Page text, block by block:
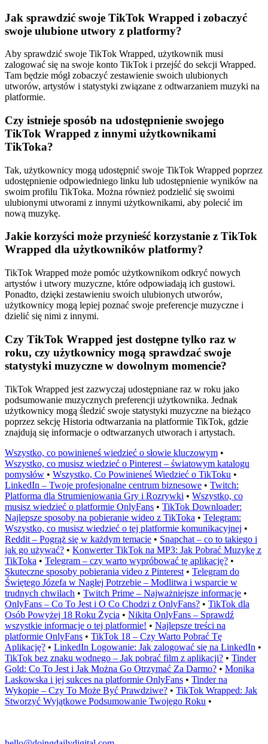
Jak sprawdzić swoje TikTok Wrapped i zobaczyć
swoje ulubione utwory z platformy?
Aby sprawdzić swoje TikTok Wrapped, użytkownik musi
zalogować się na swoje konto TikTok i przejść do sekcji Wrapped.
Tam będzie mógł zobaczyć zestawienie swoich ulubionych
utworów, artystów i statystyki związane z odtwarzaniem muzyki na
platformie.
Czy istnieje sposób na udostępnienie swojego
TikTok Wrapped z innymi użytkownikami
TikToka?
Tak, użytkownicy mogą udostępnić swoje TikTok Wrapped poprzez
udostępnienie odpowiedniego linku lub udostępnienie wyników na
swoim profilu TikToka. Można również podzielić się swoimi
ulubionymi utworami z innymi użytkownikami, aby polecić im
nową muzykę.
Jakie korzyści może przynieść korzystanie z TikTok
Wrapped dla użytkowników platformy?
TikTok Wrapped może pomóc użytkownikom odkryć nowych
artystów i utwory muzyczne, które odpowiadają ich gustowi.
Ponadto, dzięki zestawieniu swoich ulubionych utworów,
użytkownicy mogą lepiej poznać swoje preferencje muzyczne i
dzielić się nimi z innymi.
Czy TikTok Wrapped jest dostępne tylko raz w
roku, czy użytkownicy mogą sprawdzać swoje
statystyki muzyczne w dowolnym momencie?
TikTok Wrapped jest zazwyczaj udostępniane raz w roku jako
podsumowanie muzycznych preferencji użytkownika. Jednak
użytkownicy mogą śledzić swoje statystyki muzyczne na bieżąco
poprzez sekcję Historia odtwarzania na platformie TikTok, gdzie
znajdują się informacje o odtwarzanych utworach i artystach.
Wszystko, co powinieneś wiedzieć o słowie kluczowym •
Wszystko, co musisz wiedzieć o Pinterest – światowym katalogu
pomysłów • Wszystko, Co Powinieneś Wiedzieć o TikToku •
LinkedIn – Twoje profesjonalne centrum biznesowe • Twitch:
Platforma dla Strumieniowania Gry i Rozrywki • Wszystko, co
musisz wiedzieć o platformie OnlyFans • TikTok Downloader:
Najlepsze sposoby na pobieranie wideo z TikToka • Telegram:
Wszystko, co musisz wiedzieć o tej platformie komunikacyjnej •
Reddit – Pogrąż się w każdym temacie • Snapchat – co to takiego i
jak go używać? • Konwerter TikTok na MP3: Jak Pobrać Muzykę z
TikToka • Telegram – czy warto wypróbować tę aplikację? •
Skuteczne sposoby pobierania video z Pinterest • Telegram do
Świętego Józefa w Nagłej Potrzebie – Modlitwa i wsparcie w
trudnych chwilach • Twitch Prime – Najważniejsze informacje •
OnlyFans – Co To Jest i O Co Chodzi z OnlyFans? • TikTok dla
Osób Powyżej 18 Roku Życia • Nikita OnlyFans – Sprawdź
wszystkie informacje o tej platformie! • Najlepsze treści na
platformie OnlyFans • TikTok 18 – Czy Warto Pobrać Tę
Aplikację? • LinkedIn Logowanie: Jak zalogować się na LinkedIn •
TikTok bez znaku wodnego – Jak pobrać film z aplikacji? • Tinder
Gold: Co To Jest i Jak Można Go Otrzymać Za Darmo? • Monika
Laskowska i jej sukces na platformie OnlyFans • Tinder na
Wykopie – Czy To Może Być Prawdziwe? • TikTok Wrapped: Jak
Stworzyć Wyjątkowe Podsumowanie Twojego Roku •